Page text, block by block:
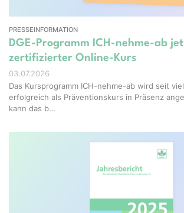
PRESSEINFORMATION
DGE-Programm ICH-nehme-ab
zertifizierter Online-Kurs
03.07.2026
Das Kursprogramm ICH-nehme-ab wird seit
erfolgreich als Präventionskurs in Präsenz
kann das b…